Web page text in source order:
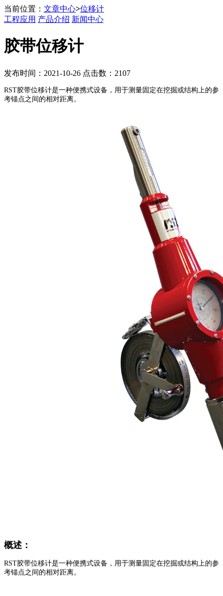
当前位置： 文章中心>位移计
工程应用 产品介绍 新闻中心
胶带位移计
发布时间：2021-10-26 点击数：2107
RST胶带位移计是一种便携式设备，用于测量固定在挖掘或结构上的参
考锚点之间的相对距离。
概述：
RST胶带位移计是一种便携式设备，用于测量固定在挖掘或结构上的参
考锚点之间的相对距离。